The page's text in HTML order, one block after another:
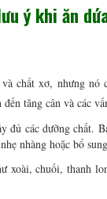
ý khi ăn
chất xơ, nhưng
tăng cân và các
đủ các dưỡng chất.
nhàng hoặc bổ
xoài, chuối, thanh